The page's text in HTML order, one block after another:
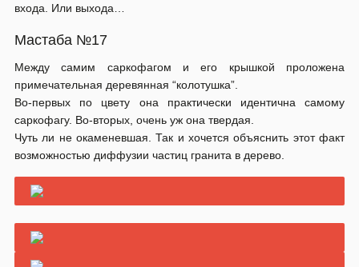
входа. Или выхода…
Мастаба №17
Между самим саркофагом и его крышкой проложена
примечательная деревянная “колотушка”.
Во-первых по цвету она практически идентична самому
саркофагу. Во-вторых, очень уж она твердая.
Чуть ли не окаменевшая. Так и хочется объяснить этот факт
возможностью диффузии частиц гранита в дерево.